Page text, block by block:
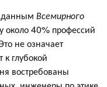
данным Всемирного
около 40% профессий
не означает
глубокой
востребованы